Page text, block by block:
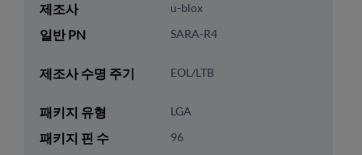
제조사 u-blox
일반 PN SARA-R4
제조사 수명 주기 EOL/LTB
패키지 유형 LGA
패키지 핀 수 96